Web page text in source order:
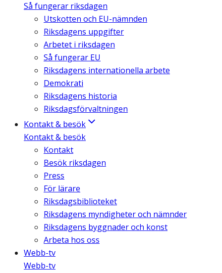
Så fungerar riksdagen
Utskotten och EU-nämnden
Riksdagens uppgifter
Arbetet i riksdagen
Så fungerar EU
Riksdagens internationella arbete
Demokrati
Riksdagens historia
Riksdagsförvaltningen
Kontakt & besök
Kontakt & besök
Kontakt
Besök riksdagen
Press
För lärare
Riksdagsbiblioteket
Riksdagens myndigheter och nämnder
Riksdagens byggnader och konst
Arbeta hos oss
Webb-tv
Webb-tv